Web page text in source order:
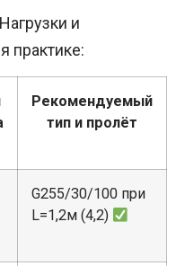
и
практике:
Рекомендуемый
тип и пролёт
G255/30/100 при
L=1,2м (4,2)